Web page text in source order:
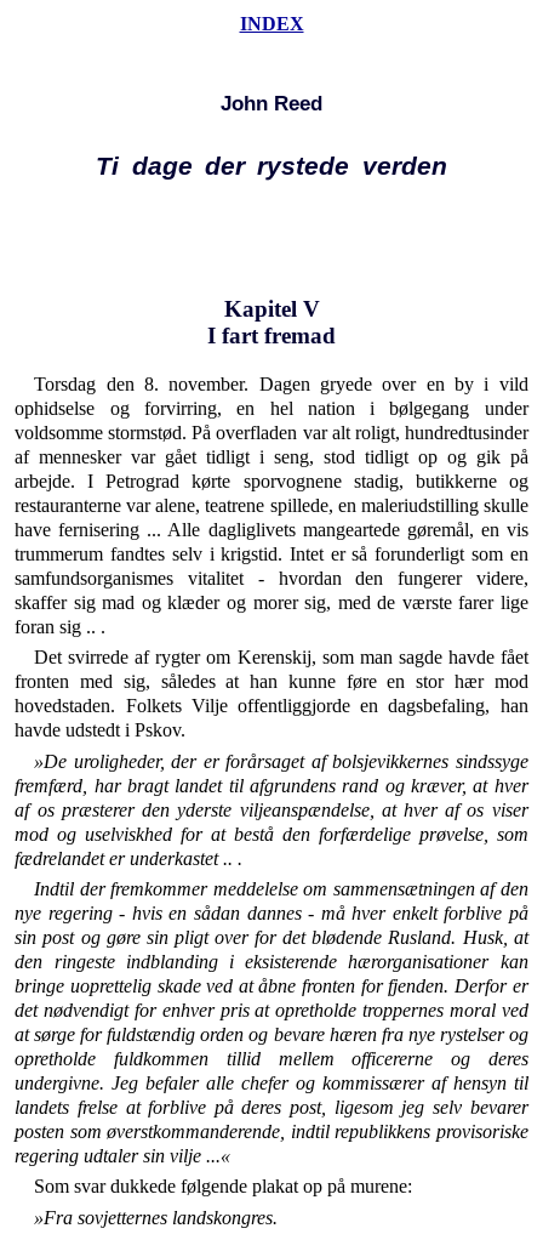
INDEX
John Reed
Ti dage der rystede verden
Kapitel V
I fart fremad
Torsdag den 8. november. Dagen gryede over en by i vild
ophidselse og forvirring, en hel nation i bølgegang under
voldsomme stormstød. På overfladen var alt ro­ligt, hundredtusinder
af mennesker var gået tidligt i seng, stod tidligt op og gik på
arbejde. I Petrograd kørte sporvognene stadig, butikkerne og
restauranterne var alene, teatrene spillede, en maleriudstilling skulle
have fernisering ... Alle dagliglivets mangeartede gøremål, en vis
trummerum fandtes selv i krigstid. Intet er så forunderligt som en
samfundsorganismes vitalitet - hvordan den fungerer videre,
skaffer sig mad og klæder og morer sig, med de værste farer lige
foran sig .. .
Det svirrede af rygter om Kerenskij, som man sagde havde fået
fronten med sig, således at han kunne føre en stor hær mod
hovedstaden. Folkets Vilje offentlig­gjorde en dagsbefaling, han
havde udstedt i Pskov.
»De uroligheder, der er forårsaget af bolsjevikkernes sinds­syge
fremfærd, har bragt landet til afgrundens rand og kræ­ver, at hver
af os præsterer den yderste viljeanspændelse, at hver af os viser
mod og uselviskhed for at bestå den forfærde­lige prøvelse, som
fædrelandet er underkastet .. .
Indtil der fremkommer meddelelse om sammensætningen af den
nye regering - hvis en sådan dannes - må hver enkelt forblive på
sin post og gøre sin pligt over for det blødende Rusland. Husk, at
den ringeste indblanding i eksisterende hærorganisationer kan
bringe uoprettelig skade ved at åbne fron­ten for fjenden. Derfor er
det nødvendigt for enhver pris at opretholde troppernes moral ved
at sørge for fuldstændig orden og bevare hæren fra nye rystelser og
opretholde fuld­kommen tillid mellem officererne og deres
undergivne. Jeg befaler alle chefer og kommissærer af hensyn til
landets frelse at forblive på deres post, ligesom jeg selv bevarer
posten som øverstkommanderende, indtil republikkens provisoriske
rege­ring udtaler sin vilje ...«
Som svar dukkede følgende plakat op på murene:
»Fra sovjetternes landskongres.